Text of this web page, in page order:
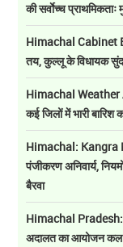
की सर्वाेच्च
Himachal Cabinet
तय, कुल्लू के विधायक
Himachal Weather
कई जिलों में भारी
Himachal: Kangra
पंजीकरण अनिवार्य,
बैरवा
Himachal Pradesh:
अदालत का आयोजन कल